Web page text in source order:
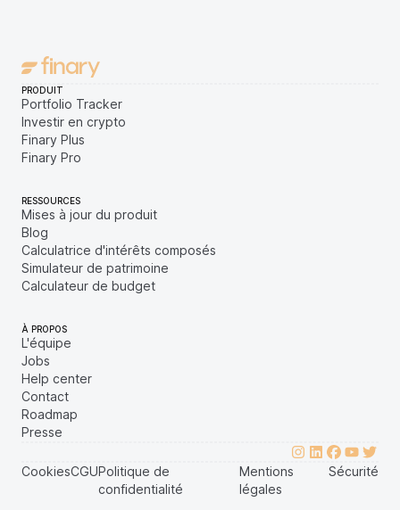
PRODUIT
Portfolio Tracker
Investir en crypto
Finary Plus
Finary Pro
RESSOURCES
Mises à jour du produit
Blog
Calculatrice d'intérêts composés
Simulateur de patrimoine
Calculateur de budget
À PROPOS
L'équipe
Jobs
Help center
Contact
Roadmap
Presse
CookiesCGUPolitique de
confidentialité
Mentions
légales
Sécurité